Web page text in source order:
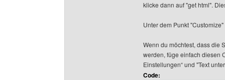
klicke dann auf "get html".
Unter dem Punkt
Wenn du möchtest, dass die
werden, füge einfach diesen
Einstellungen“ und "Text
Code: